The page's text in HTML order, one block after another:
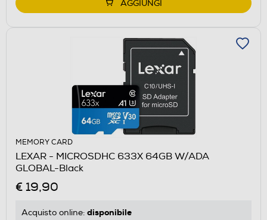
AGGIUNGI
MEMORY CARD
LEXAR - MICROSDHC 633X 64GB W/ADA
GLOBAL-Black
€ 19,90
Acquisto online: disponibile